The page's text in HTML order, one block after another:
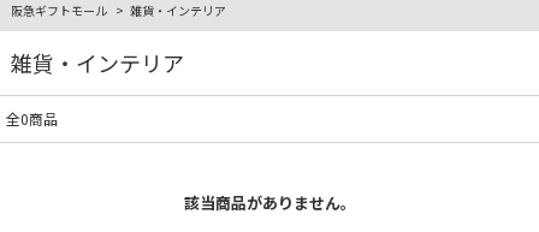
阪急ギフトモール 雑貨・インテリア
雑貨・インテリア
全0商品
該当商品がありません。